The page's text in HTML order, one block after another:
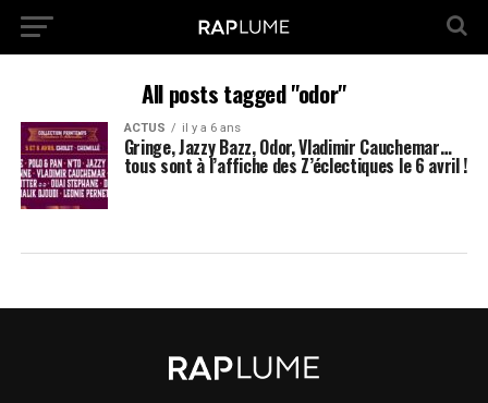
All posts tagged "odor"
ACTUS il y a 6 ans
Gringe, Jazzy Bazz, Odor, Vladimir Cauchemar…
tous sont à l’affiche des Z’éclectiques le 6 avril !